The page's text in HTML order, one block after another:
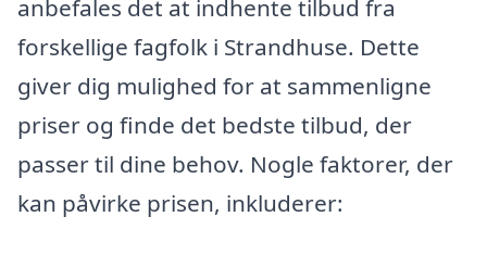
anbefales det at indhente tilbud fra
forskellige fagfolk i Strandhuse. Dette
giver dig mulighed for at sammenligne
priser og finde det bedste tilbud, der
passer til dine behov. Nogle faktorer, der
kan påvirke prisen, inkluderer: